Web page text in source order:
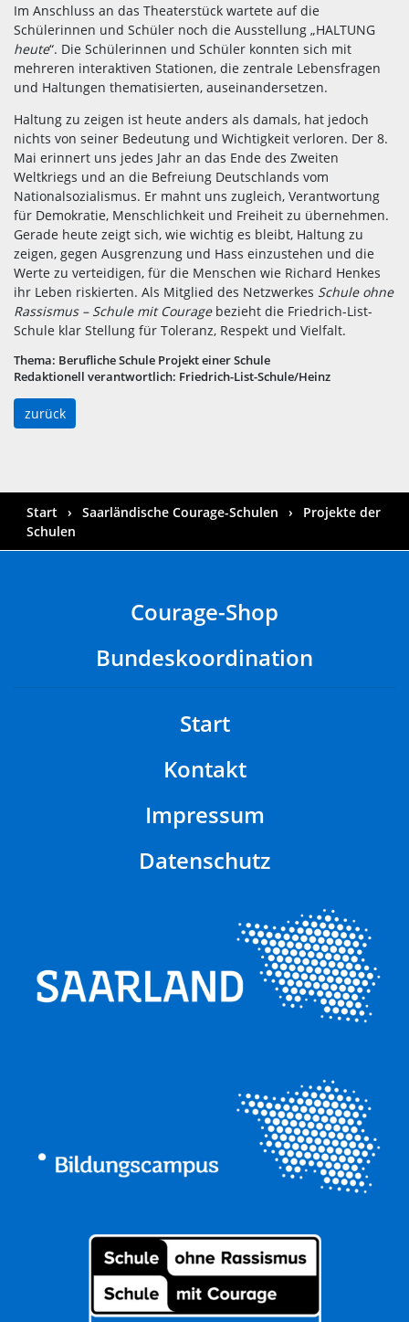
Im Anschluss an das Theaterstück wartete auf die
Schülerinnen und Schüler noch die Ausstellung „HALTUNG
heute“. Die Schülerinnen und Schüler konnten sich mit
mehreren interaktiven Stationen, die zentrale Lebensfragen
und Haltungen thematisierten, auseinandersetzen.
Haltung zu zeigen ist heute anders als damals, hat jedoch
nichts von seiner Bedeutung und Wichtigkeit verloren. Der 8.
Mai erinnert uns jedes Jahr an das Ende des Zweiten
Weltkriegs und an die Befreiung Deutschlands vom
Nationalsozialismus. Er mahnt uns zugleich, Verantwortung
für Demokratie, Menschlichkeit und Freiheit zu übernehmen.
Gerade heute zeigt sich, wie wichtig es bleibt, Haltung zu
zeigen, gegen Ausgrenzung und Hass einzustehen und die
Werte zu verteidigen, für die Menschen wie Richard Henkes
ihr Leben riskierten. Als Mitglied des Netzwerkes Schule ohne
Rassismus – Schule mit Couragebezieht die Friedrich-List-
Schule klar Stellung für Toleranz, Respekt und Vielfalt.
Thema: Berufliche Schule Projekt einer Schule
Redaktionell verantwortlich: Friedrich-List-Schule/Heinz
zurück
Start Saarländische Courage-Schulen
Projekte der
Schulen
Courage-Shop
Bundeskoordination
Start
Kontakt
Impressum
Datenschutz